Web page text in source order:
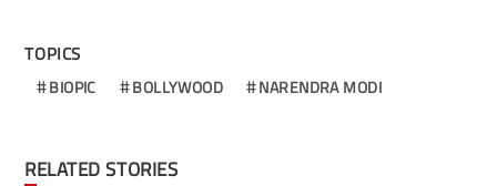
TOPICS
BIOPIC BOLLYWOOD NARENDRA MODI
RELATED STORIES